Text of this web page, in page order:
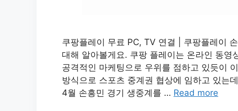
쿠팡플레이 무료 PC, TV 연결 | 쿠팡플레이
대해 알아볼게요. 쿠팡 플레이는 온라인 동영
공격적인 마케팅으로 우위를 점하고 있듯이
방식으로 스포츠 중계권 협상에 임하고 있는
4월 손흥민 경기 생중계를 … Read more